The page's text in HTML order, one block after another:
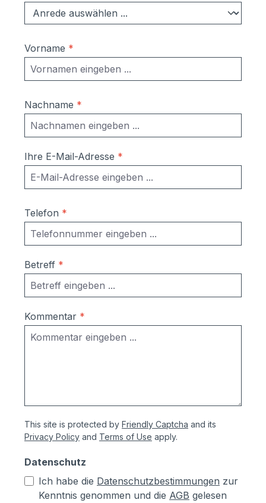
Vorname *
Nachname *
Ihre E-Mail-Adresse *
Telefon *
Betreff *
Kommentar *
This site is protected by Friendly Captcha and its
Privacy Policy and Terms of Use apply.
Datenschutz
Ich habe die Datenschutzbestimmungen zur
Kenntnis genommen und die AGB gelesen